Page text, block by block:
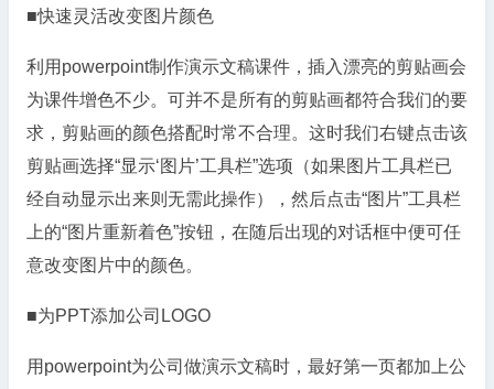
■快速灵活改变图片颜色
利用powerpoint制作演示文稿课件，插入漂亮的剪贴画会
为课件增色不少。可并不是所有的剪贴画都符合我们的要
求，剪贴画的颜色搭配时常不合理。这时我们右键点击该
剪贴画选择“显示‘图片’工具栏”选项（如果图片工具栏已
经自动显示出来则无需此操作），然后点击“图片”工具栏
上的“图片重新着色”按钮，在随后出现的对话框中便可任
意改变图片中的颜色。
■为PPT添加公司LOGO
用powerpoint为公司做演示文稿时，最好第一页都加上公